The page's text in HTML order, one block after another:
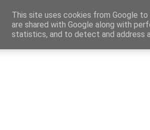
Καταχώρηση Αγγελίας Επικοινωνία Site
Ενημέρωση
This site uses cookies from Google
are shared with Google along with
statistics, and to detect and address